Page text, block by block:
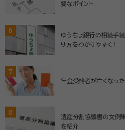
要なポイント
6
ゆうちょ銀行の相続手
り方をわかりやすく！
7
年金受給者が亡くなっ
8
遺産分割協議書の文例
を紹介